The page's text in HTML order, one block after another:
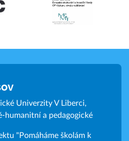
Univerzity V Liberci,
humanitní a pedagogické
"Pomáháme školám k